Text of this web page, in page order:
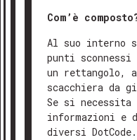
Com’è
Al suo interno
punti
un rettangolo,
scacchiera da
Se si
informazioni e
diversi DotCode.